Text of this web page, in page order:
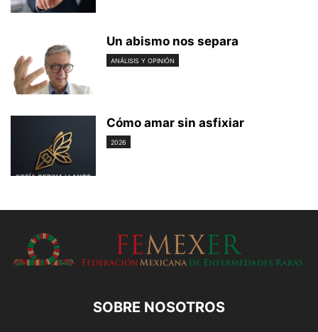
Un abismo nos separa
ANÁLISIS Y OPINIÓN
Cómo amar sin asfixiar
2026
SOBRE NOSOTROS